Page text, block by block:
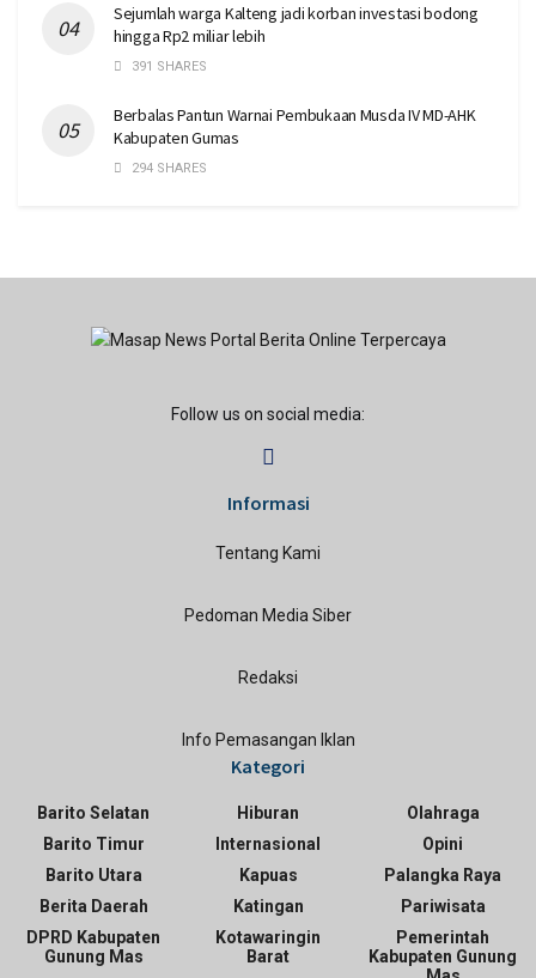
Sejumlah warga Kalteng jadi korban investasi bodong
hingga Rp2 miliar lebih
391 SHARES
Berbalas Pantun Warnai Pembukaan Musda IV MD-AHK
Kabupaten Gumas
294 SHARES
Follow us on social media:
Informasi
Tentang Kami
Pedoman Media Siber
Redaksi
Info Pemasangan Iklan
Kategori
Barito Selatan
Barito Timur
Barito Utara
Berita Daerah
DPRD Kabupaten
Gunung Mas
Hiburan
Internasional
Kapuas
Katingan
Kotawaringin
Barat
Olahraga
Opini
Palangka Raya
Pariwisata
Pemerintah
Kabupaten Gunung